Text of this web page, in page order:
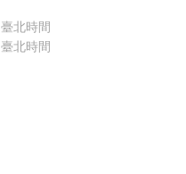
臺北時間
臺北時間